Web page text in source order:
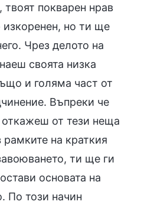
покварен нрав
но ти ще
Чрез делото на
своята низка
и голяма част от
Въпреки че
от тези неща
на краткия
ти ще ги
основата на
По този начин